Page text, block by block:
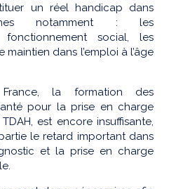
un réel handicap dans
notamment : les
fonctionnement social, les
dans l’emploi à l’âge
la formation des
pour la prise en charge
est encore insuffisante,
le retard important dans
et la prise en charge